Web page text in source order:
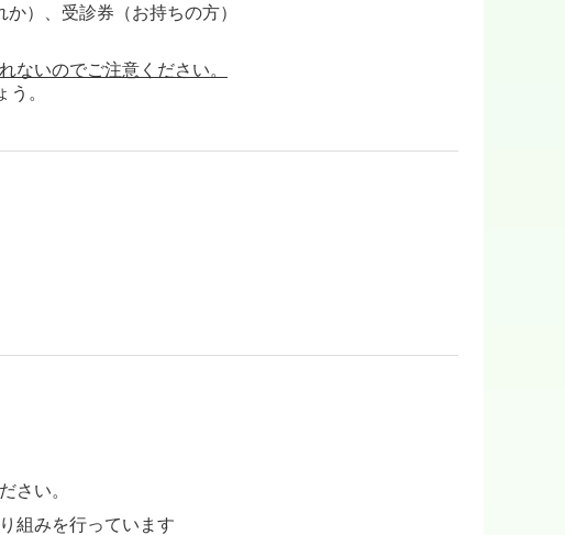
）、受診券（お持ちの方）
ないのでご注意ください。
。
さい。
組みを行っています